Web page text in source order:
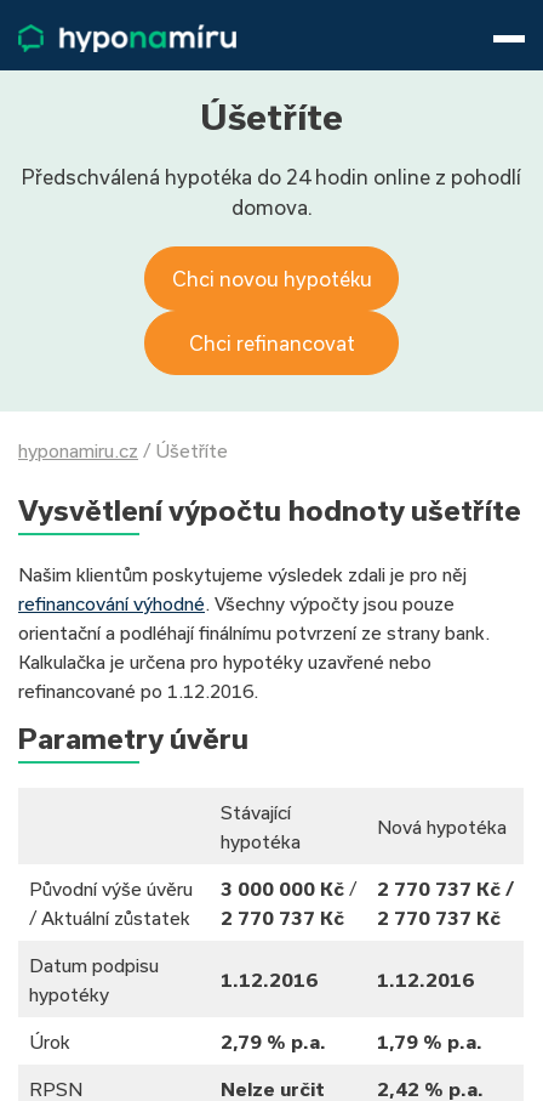
Životní pojištění
Pojištění nemovitosti
O nás
9−16 hod.
Přihlásit
Úšetříte
Předschválená hypotéka do 24 hodin online z pohodlí
domova.
Chci novou hypotéku
Chci refinancovat
hyponamiru.cz / Úšetříte
Vysvětlení výpočtu hodnoty ušetříte
Našim klientům poskytujeme výsledek zdali je pro něj
refinancování výhodné. Všechny výpočty jsou pouze
orientační a podléhají finálnímu potvrzení ze strany bank.
Kalkulačka je určena pro hypotéky uzavřené nebo
refinancované po 1.12.2016.
Parametry úvěru
Stávající
hypotéka
Nová hypotéka
Původní výše úvěru
/ Aktuální zůstatek
3 000 000 Kč/
2 770 737 Kč
2 770 737 Kč /
2 770 737 Kč
Datum podpisu
hypotéky
1.12.2016 1.12.2016
Úrok 2,79 % p.a. 1,79 % p.a.
RPSN Nelze určit 2,42 % p.a.